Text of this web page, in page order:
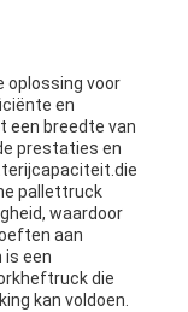
oplossing voor
en
een breedte van
prestaties en
pallettruck
waardoor
aan
is een
die
kan voldoen.